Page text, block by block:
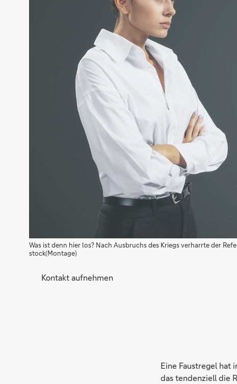
Was ist denn hier los? Nach Ausbruchs des Kriegs verharrte der
stock(Montage)
Kontakt aufnehmen
Eine Faustregel hat
das tendenziell die